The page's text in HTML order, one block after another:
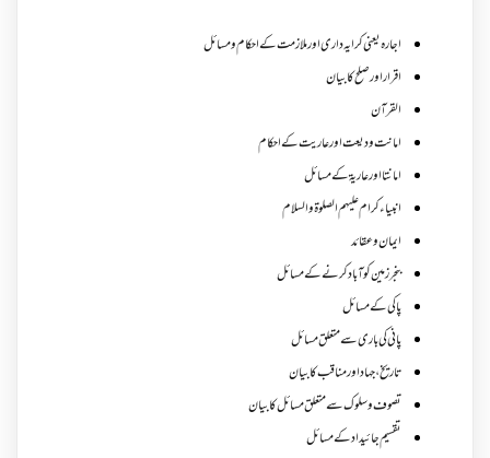
اجارہ یعنی کرایہ داری اور ملازمت کے احکام و مسائل
اقرار اور صلح کا بیان
القرآن
امانت ودیعت اورعاریت کے احکام
امانتا اور عاریة کے مسائل
انبیاء کرام علیہم الصلوۃ والسلام
ایمان وعقائد
بنجر زمین کو آباد کرنے کے مسائل
پاکی کے مسائل
پانی کی باری سے متعلق مسائل
تاریخ،جہاد اور مناقب کا بیان
تصوف و سلوک سے متعلق مسائل کا بیان
تقسیم جائیداد کے مسائل